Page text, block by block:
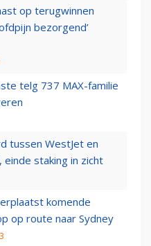
op terugwinnen
bezorgend’
telg 737 MAX-familie
tussen WestJet en
einde staking in zicht
komende
op route naar Sydney